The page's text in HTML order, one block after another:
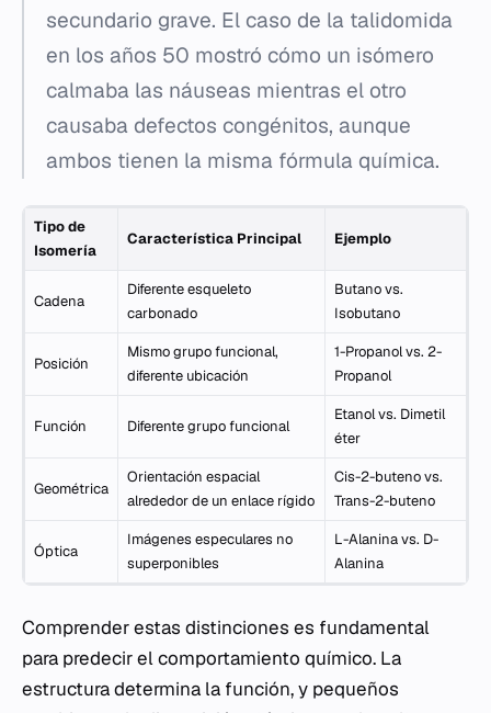
secundario grave. El caso de la talidomida
en los años 50 mostró cómo un isómero
calmaba las náuseas mientras el otro
causaba defectos congénitos, aunque
ambos tienen la misma fórmula química.
Tipo de
Isomería
Característica Principal Ejemplo
Cadena
Diferente esqueleto
carbonado
Butano vs.
Isobutano
Posición
Mismo grupo funcional,
diferente ubicación
1-Propanol vs. 2-
Propanol
Función Diferente grupo funcional
Etanol vs. Dimetil
éter
Geométrica
Orientación espacial
alrededor de un enlace rígido
Cis-2-buteno vs.
Trans-2-buteno
Óptica
Imágenes especulares no
superponibles
L-Alanina vs. D-
Alanina
Comprender estas distinciones es fundamental
para predecir el comportamiento químico. La
estructura determina la función, y pequeños